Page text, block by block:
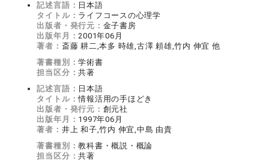
記述言語： 日本語
タイトル： ライフコースの心理学
出版者・発行元： 金子書房
出版年月：2001年06月
著者： 斎藤 耕二,本多 時雄,古澤 頼雄,竹内 伸宜 他
著書種別：学術書
担当区分：共著
記述言語： 日本語
タイトル：情報活用の手ほどき
出版者・発行元： 創元社
出版年月： 1997年06月
著者： 井上 和子,竹内 伸宜,中島 由貴
著書種別：教科書・概説・概論
担当区分：共著